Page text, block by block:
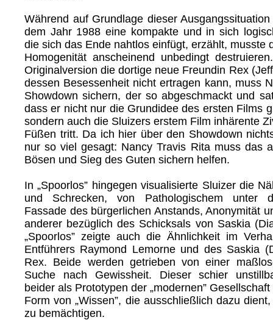
Während auf Grundlage dieser
dem Jahr 1988 eine kompakte und in sich
die sich das Ende nahtlos einfügt, erzählt, musste
Homogenität anscheinend unbedingt
Originalversion die dortige neue Freundin Rex
dessen Besessenheit nicht ertragen kann, muss
Showdown sichern, der so abgeschmackt und
dass er nicht nur die Grundidee des ersten Films
sondern auch die Sluizers erstem Film inhärente
Füßen tritt. Da ich hier über den Showdown
nur so viel gesagt: Nancy Travis Rita muss das
Bösen und Sieg des Guten sichern helfen.
In „Spoorlos” hingegen visualisierte Sluizer die
und Schrecken, von Pathologischem unter
Fassade des bürgerlichen Anstands, Anonymität
anderer bezüglich des Schicksals von Saskia
„Spoorlos” zeigte auch die Ähnlichkeit im
Entführers Raymond Lemorne und des Saskia
Rex. Beide werden getrieben von einer
Suche nach Gewissheit. Dieser schier
beider als Prototypen der „modernen”
Form von „Wissen”, die ausschließlich dazu
zu bemächtigen.